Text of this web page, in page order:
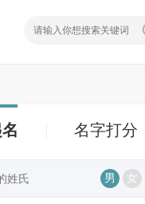
名字打分
男 女